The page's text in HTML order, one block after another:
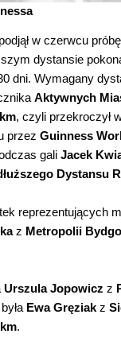
podjął w czerwcu
dystansie
dni. Wymagany
Aktywnych
, czyli przekroczył
przez Guinness
gali Jacek
Dystansu
reprezentujących
z Metropolii
Urszula Jopowicz z
Ewa Gręziak z
.